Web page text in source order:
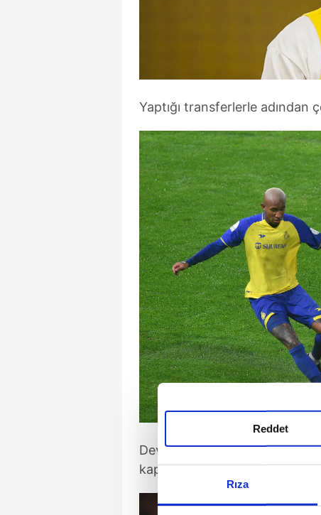
Rıza
Reddet
Yaptığı transferlerle adından
Devre arasına lider giren
kaptırmak istemiyor.